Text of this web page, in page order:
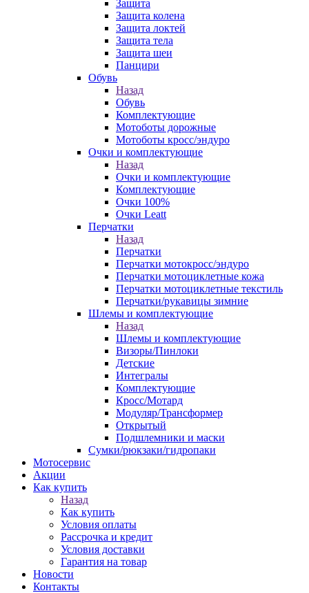
Защита
Защита колена
Защита локтей
Защита тела
Защита шеи
Панцири
Обувь
Назад
Обувь
Комплектующие
Мотоботы дорожные
Мотоботы кросс/эндуро
Очки и комплектующие
Назад
Очки и комплектующие
Комплектующие
Очки 100%
Очки Leatt
Перчатки
Назад
Перчатки
Перчатки мотокросс/эндуро
Перчатки мотоциклетные кожа
Перчатки мотоциклетные текстиль
Перчатки/рукавицы зимние
Шлемы и комплектующие
Назад
Шлемы и комплектующие
Визоры/Пинлоки
Детские
Интегралы
Комплектующие
Кросс/Мотард
Модуляр/Трансформер
Открытый
Подшлемники и маски
Сумки/рюкзаки/гидропаки
Мотосервис
Акции
Как купить
Назад
Как купить
Условия оплаты
Рассрочка и кредит
Условия доставки
Гарантия на товар
Новости
Контакты